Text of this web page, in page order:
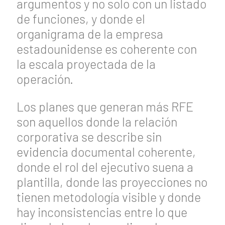
argumentos y no solo con un listado
de funciones, y donde el
organigrama de la empresa
estadounidense es coherente con
la escala proyectada de la
operación.
Los planes que generan más RFE
son aquellos donde la relación
corporativa se describe sin
evidencia documental coherente,
donde el rol del ejecutivo suena a
plantilla, donde las proyecciones no
tienen metodología visible y donde
hay inconsistencias entre lo que